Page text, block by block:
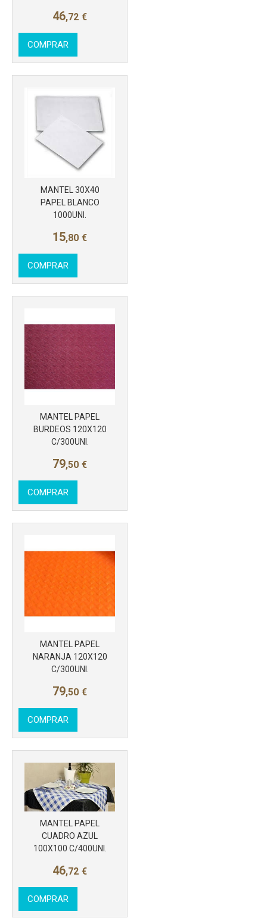
46,72 €
COMPRAR
MANTEL 30X40
PAPEL BLANCO
1000UNI.
15,80 €
COMPRAR
MANTEL PAPEL
BURDEOS 120X120
C/300UNI.
79,50 €
COMPRAR
MANTEL PAPEL
NARANJA 120X120
C/300UNI.
79,50 €
COMPRAR
Más info
MANTEL PAPEL
CUADRO AZUL
100X100 C/400UNI.
46,72 €
COMPRAR
Más info
Más info